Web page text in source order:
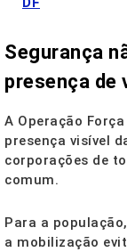
Segurança
presença de
A Operação
presença visível
corporações de
comum.
Para a
a mobilização